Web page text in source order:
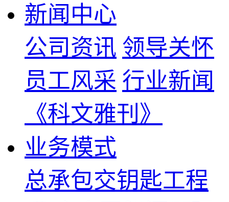
新闻中心
公司资讯 领导关怀
员工风采 行业新闻
《科文雅刊》
业务模式
总承包交钥匙工程